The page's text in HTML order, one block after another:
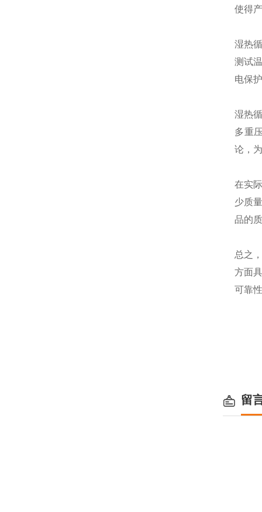
使得
湿热
测试
电保
湿热
多重
论，
在实
少质
品的
总之
方面
可靠
留